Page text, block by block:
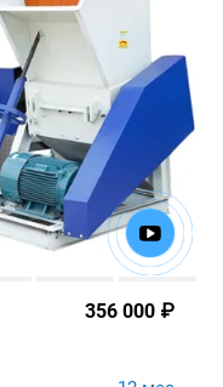
356 000 ₽